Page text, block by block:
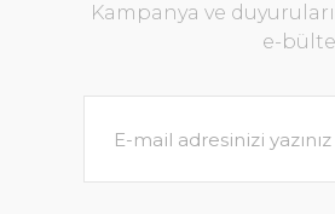
Kampanya ve
e-